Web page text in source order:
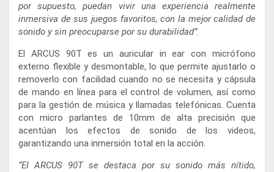
por supuesto, puedan vivir una experiencia realmente
inmersiva de sus juegos favoritos, con la mejor calidad de
sonido y sin preocuparse por su durabilidad”.
El ARCUS 90T es un auricular in ear con micrófono
externo flexible y desmontable, lo que permite ajustarlo o
removerlo con facilidad cuando no se necesita y cápsula
de mando en línea para el control de volumen, así como
para la gestión de música y llamadas telefónicas. Cuenta
con micro parlantes de 10mm de alta precisión que
acentúan los efectos de sonido de los videos,
garantizando una inmersión total en la acción.
“El ARCUS 90T se destaca por su sonido más nítido,